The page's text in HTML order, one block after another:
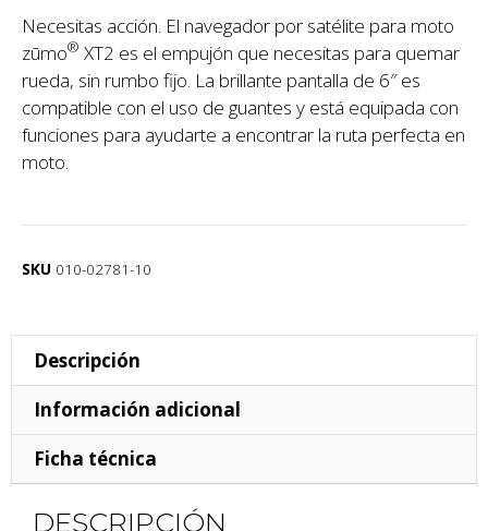
Necesitas acción. El navegador por satélite para moto
zūmo® XT2 es el empujón que necesitas para quemar
rueda, sin rumbo fijo. La brillante pantalla de 6″ es
compatible con el uso de guantes y está equipada con
funciones para ayudarte a encontrar la ruta perfecta en
moto.
SKU 010-02781-10
Descripción
Información adicional
Ficha técnica
DESCRIPCIÓN